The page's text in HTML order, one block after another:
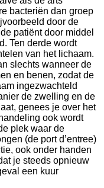
bacteriën dan groep
door de
patiënt door middel
Ten derde wordt
van het lichaam.
slechts wanneer de
en benen, zodat de
ingezwachteld
de zwelling en de
genees je over het
ook wordt
plek waar de
(de port d’entree)
ook onder handen
je steeds opnieuw
een kuur